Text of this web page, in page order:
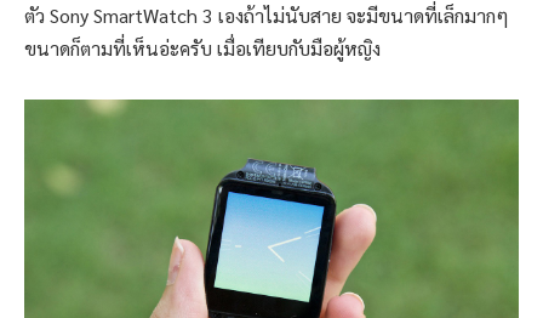
ตัว Sony SmartWatch 3 เองถ้าไม่นับสาย จะมีขนาดที่เล็กมากๆ
ขนาดก็ตามที่เห็นอ่ะครับ เมื่อเทียบกับมือผู้หญิง